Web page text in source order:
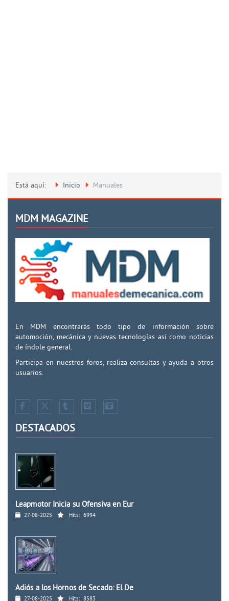
Está aquí: Inicio Manuales
MDM MAGAZINE
En MDM encontrarás todo tipo de información sobre
automoción, mecánica y nuevas tecnologías así como noticias
de índole general.
Participa en nuestros foros, realiza consultas y ayuda a otros
usuarios.
DESTACADOS
Leapmotor Inicia su Ofensiva en Eur
27-08-2025 Hits: 6994
Adiós a los Hornos de Secado: El De
27-08-2025 Hits: 8583